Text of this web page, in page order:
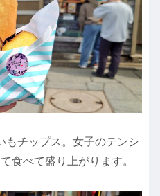
もチップス。女子のテンシ
食べて盛り上がります。